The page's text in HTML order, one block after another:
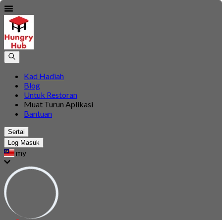
Kad Hadiah
Blog
Untuk Restoran
Muat Turun Aplikasi
Bantuan
Sertai
Log Masuk
my